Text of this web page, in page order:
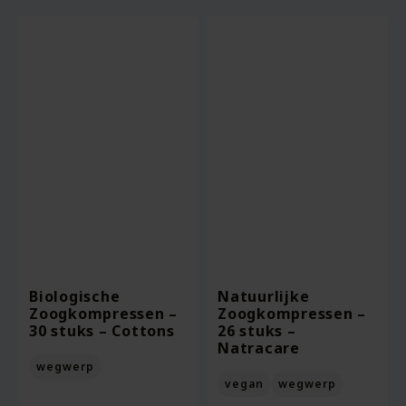
Biologische
Zoogkompressen –
30 stuks – Cottons
wegwerp
Natuurlijke
Zoogkompressen –
26 stuks –
Natracare
vegan wegwerp